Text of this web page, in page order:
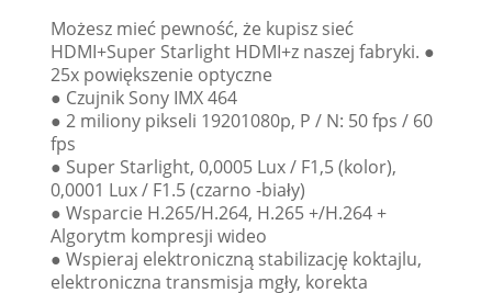
Możesz mieć pewność, że kupisz sieć
HDMI+Super Starlight HDMI+z naszej fabryki. ●
25x powiększenie optyczne
● Czujnik Sony IMX 464
● 2 miliony pikseli 19201080p, P / N: 50 fps / 60
fps
● Super Starlight, 0,0005 Lux / F1,5 (kolor),
0,0001 Lux / F1.5 (czarno -biały)
● Wsparcie H.265/H.264, H.265 +/H.264 +
Algorytm kompresji wideo
● Wspieraj elektroniczną stabilizację koktajlu,
elektroniczna transmisja mgły, korekta